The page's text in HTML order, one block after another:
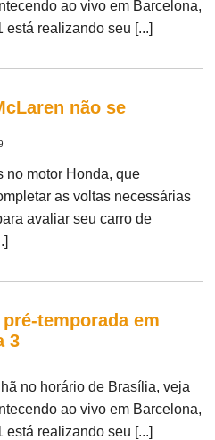
ao vivo em Barcelona,
está realizando seu [...]
não se
no motor Honda, que
as voltas necessárias
avaliar seu carro de
temporada em
3
no horário de Brasília, veja
ao vivo em Barcelona,
está realizando seu [...]